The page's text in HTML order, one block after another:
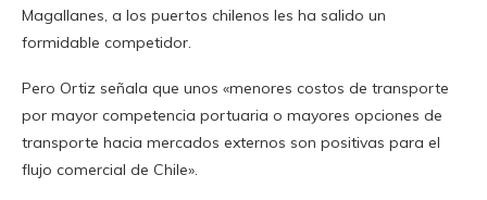
Magallanes, a los puertos chilenos les ha salido un
formidable competidor.
Pero Ortiz señala que unos «menores costos de transporte
por mayor competencia portuaria o mayores opciones de
transporte hacia mercados externos son positivas para el
flujo comercial de Chile».